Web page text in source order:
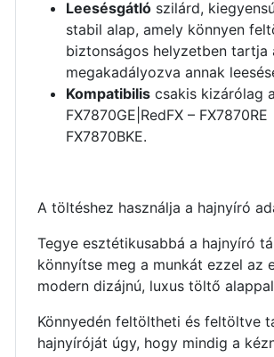
Leesésgátló szilárd,
stabil alap, amely könnyen
biztonságos helyzetben tartja
megakadályozva annak
Kompatibilis csakis kizárólag
FX7870GE|RedFX –
FX7870BKE.
A töltéshez használja a hajnyíró
Tegye esztétikusabbá a hajnyíró
könnyítse meg a munkát ezzel az
modern dizájnú, luxus töltő
Könnyedén feltöltheti és feltöltve
hajnyíróját úgy, hogy mindig a